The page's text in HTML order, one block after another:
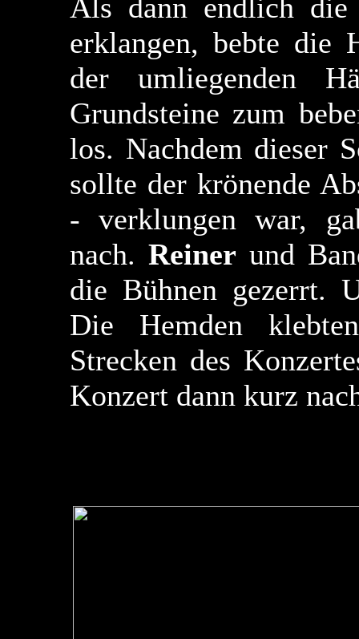
Als dann endlich
erklangen, bebte die
der umliegenden
Grundsteine zum
los. Nachdem dieser
sollte der krönende
- verklungen war,
nach. Reiner und
die Bühnen gezerrt.
Die Hemden
Strecken des
Konzert dann kurz